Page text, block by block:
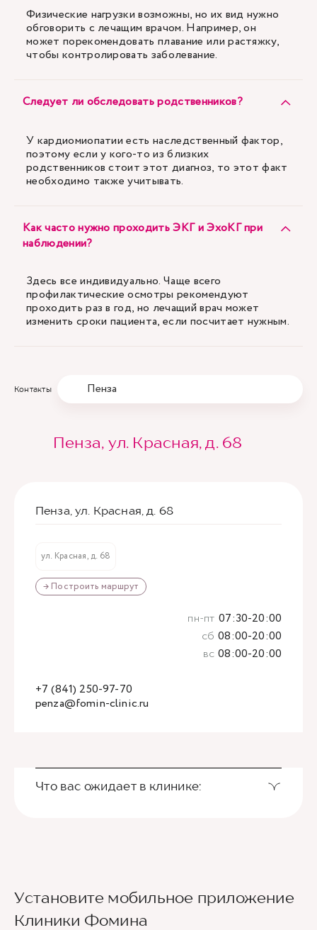
Физические нагрузки возможны, но их вид нужно
обговорить с лечащим врачом. Например, он
может порекомендовать плавание или растяжку,
чтобы контролировать заболевание.
Следует ли обследовать родственников?
У кардиомиопатии есть наследственный фактор,
поэтому если у кого-то из близких
родственников стоит этот диагноз, то этот факт
необходимо также учитывать.
Как часто нужно проходить ЭКГ и ЭхоКГ при
наблюдении?
Здесь все индивидуально. Чаще всего
профилактические осмотры рекомендуют
проходить раз в год, но лечащий врач может
изменить сроки пациента, если посчитает нужным.
Контакты Пенза
Пенза, ул. Красная, д. 68
Пенза, ул. Красная, д. 68
ул. Красная, д. 68
→ Построить маршрут
penza@fomin-clinic.ru
+7 (841) 250-97-70
пн-пт 07:30-20:00
сб 08:00-20:00
вс 08:00-20:00
Что вас ожидает в клинике:
Ведущие врачи региона
Установите мобильное приложение
Клиники Фомина